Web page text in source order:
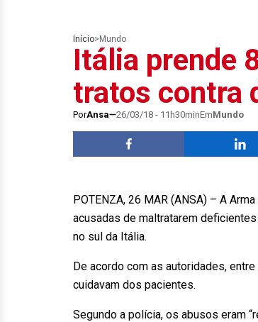
Início> Mundo
Itália prende
tratos contra
PorAnsa 26/03/18 - 11h30minEmMundo
POTENZA, 26 MAR (ANSA) – A
acusadas de maltratarem
no sul da Itália.
De acordo com as autoridades,
cuidavam dos pacientes.
Segundo a polícia, os abusos eram